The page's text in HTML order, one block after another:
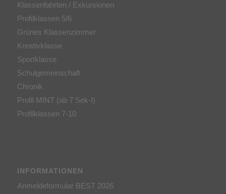
Klassenfahrten / Exkursionen
Profilklassen 5/6
Grünes Klassenzimmer
Kreativklasse
Sportklasse
Schulgemeinschaft
Chronik
Profil MINT (ab 7 Sek-I)
Profilklassen 7-10
INFORMATIONEN
Anmeldeformular BEST 2026